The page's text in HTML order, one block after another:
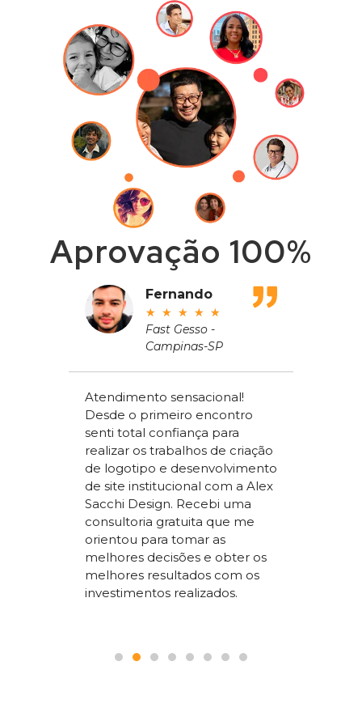
Aprovação 100%
Fernando
★ ★ ★ ★ ★
Fast Gesso -
Campinas-SP
Atendimento sensacional!
Desde o primeiro encontro
senti total confiança para
realizar os trabalhos de criação
de logotipo e desenvolvimento
de site institucional com a Alex
Sacchi Design. Recebi uma
consultoria gratuita que me
orientou para tomar as
melhores decisões e obter os
melhores resultados com os
investimentos realizados.